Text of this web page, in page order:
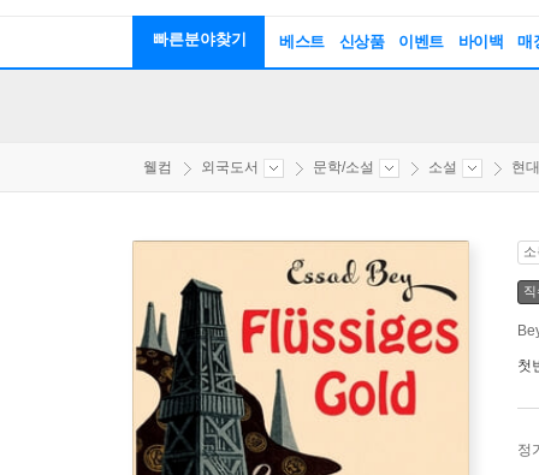
빠른분야찾기 베스트 신상품 이벤트 바이백 매
웰컴 외국도서 문학/소설 소설 현
첫
정